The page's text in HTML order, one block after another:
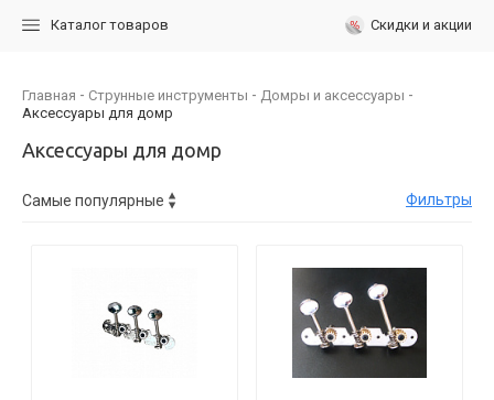
Каталог товаров Скидки и акции
Главная Струнные инструменты
Домры и аксессуары
Аксессуары для домр
Аксессуары для домр
Фильтры